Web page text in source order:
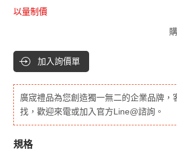
以量制價
加入詢價單
廣宬禮品為您創造獨一無二的企業品牌，
找，歡迎來電或加入官方Line@諮詢。
規格